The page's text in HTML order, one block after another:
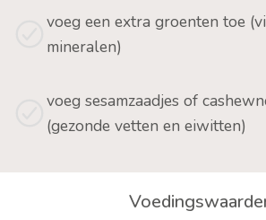
voeg een extra groenten toe
mineralen)
voeg sesamzaadjes of
(gezonde vetten en eiwitten)